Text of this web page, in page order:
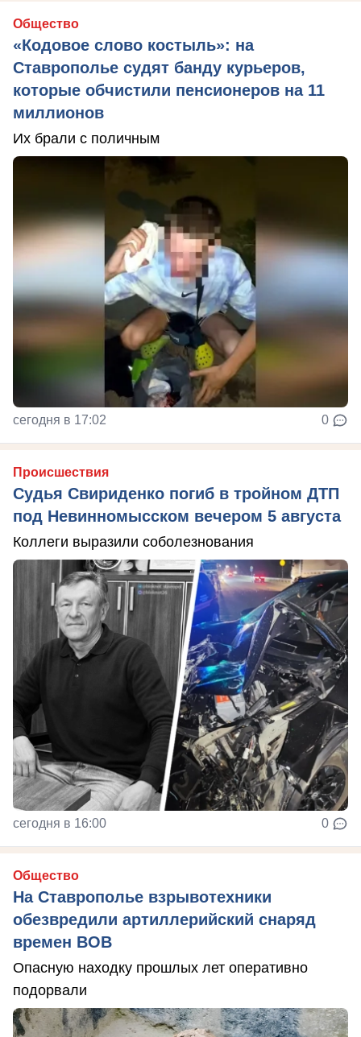
Общество
«Кодовое слово костыль»: на
Ставрополье судят банду курьеров,
которые обчистили пенсионеров на 11
миллионов
Их брали с поличным
сегодня в 17:02 0
Происшествия
Судья Свириденко погиб в тройном ДТП
под Невинномысском вечером 5 августа
Коллеги выразили соболезнования
сегодня в 16:00 0
Общество
На Ставрополье взрывотехники
обезвредили артиллерийский снаряд
времен ВОВ
Опасную находку прошлых лет оперативно
подорвали